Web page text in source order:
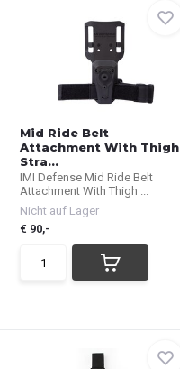
Mid Ride Belt
Attachment With Thigh
Stra...
IMI Defense Mid Ride Belt
Attachment With Thigh ...
Nicht auf Lager
€ 90,-